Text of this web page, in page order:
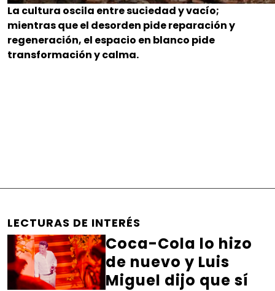
La cultura oscila entre suciedad y vacío;
mientras que el desorden pide reparación y
regeneración, el espacio en blanco pide
transformación y calma.
LECTURAS DE INTERÉS
Coca-Cola lo hizo
de nuevo y Luis
Miguel dijo que sí